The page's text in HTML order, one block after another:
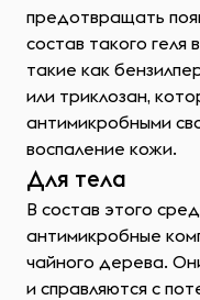
предотвращать
состав такого геля
такие как
или триклозан,
антимикробными
воспаление кожи.
Для тела
В состав этого
антимикробные
чайного дерева.
и справляются с